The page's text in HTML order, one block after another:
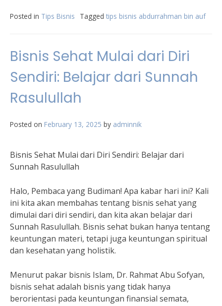
Posted in Tips Bisnis Tagged tips bisnis abdurrahman bin auf
Bisnis Sehat Mulai dari Diri
Sendiri: Belajar dari Sunnah
Rasulullah
Posted on February 13, 2025 by adminnik
Bisnis Sehat Mulai dari Diri Sendiri: Belajar dari
Sunnah Rasulullah
Halo, Pembaca yang Budiman! Apa kabar hari ini? Kali
ini kita akan membahas tentang bisnis sehat yang
dimulai dari diri sendiri, dan kita akan belajar dari
Sunnah Rasulullah. Bisnis sehat bukan hanya tentang
keuntungan materi, tetapi juga keuntungan spiritual
dan kesehatan yang holistik.
Menurut pakar bisnis Islam, Dr. Rahmat Abu Sofyan,
bisnis sehat adalah bisnis yang tidak hanya
berorientasi pada keuntungan finansial semata,